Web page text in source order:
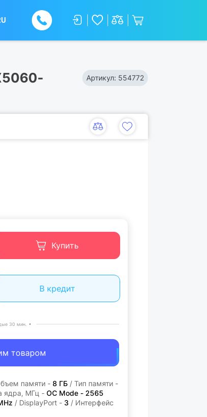
Артикул: 554772
Купить
В кредит
30 мин.
товаром
памяти - 8 ГБ / Тип памяти -
ядра, МГц - OC Mode - 2565
/ DisplayPort - 3 / Интерфейс